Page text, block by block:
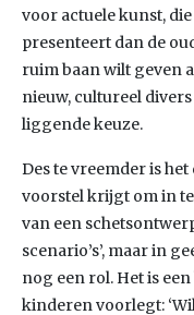
voor actuele kunst,
presenteert dan de
ruim baan wilt geven
nieuw, cultureel
liggende keuze.
Des te vreemder is
voorstel krijgt om in
van een
scenario’s’, maar in
nog een rol. Het is
kinderen voorlegt: